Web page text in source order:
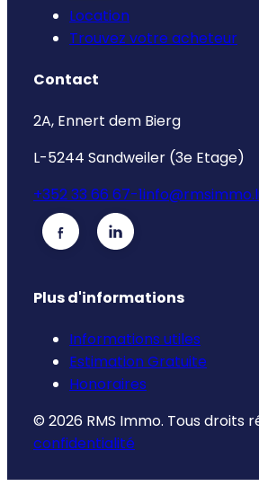
Location
Trouvez votre acheteur
Contact
2A, Ennert dem Bierg
L-5244 Sandweiler (3e Etage)
+352 33 66 67-1
Plus d'informations
Informations utiles
Estimation Gratuite
Honoraires
© 2026 RMS Immo. Tous droits
confidentialité